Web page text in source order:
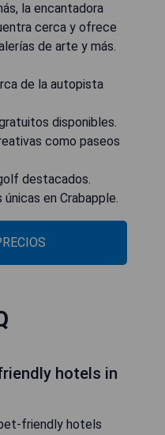
la encantadora
cerca y ofrece
de arte y más.
de la autopista
disponibles.
como paseos
destacados.
en Crabapple.
hotels in
friendly hotels